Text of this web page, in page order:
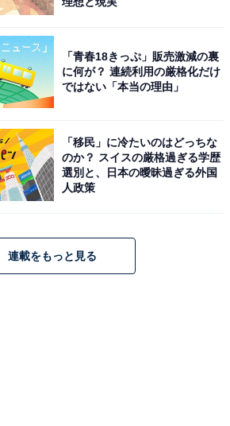
「青春18きっぷ」販売激減の裏
に何が？ 連続利用の厳格化だけ
ではない「本当の理由」
「移民」に冷たいのはどっちな
のか？ スイスの厳格過ぎる学歴
選別と、日本の曖昧過ぎる外国
人政策
連載をもっと見る